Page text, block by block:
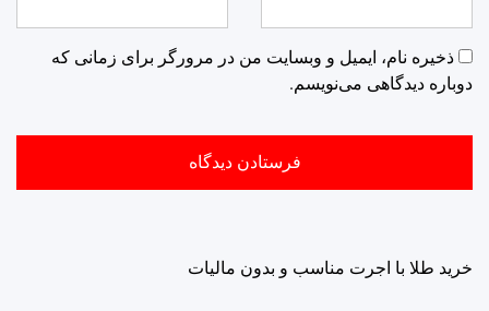
ذخیره نام، ایمیل و وبسایت من در مرورگر برای زمانی که
دوباره دیدگاهی می‌نویسم.
خرید طلا با اجرت مناسب و بدون مالیات